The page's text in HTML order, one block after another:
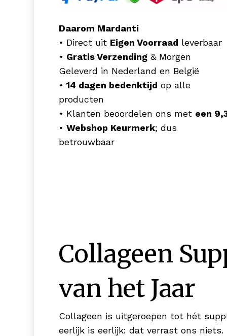
Daarom Mardanti
• Direct uit Eigen Voorraad leverbaar
• Gratis Verzending& Morgen
Geleverd in Nederland en België
• 14 dagen bedenktijd op alle
producten
• Klanten beoordelen ons met een
• Webshop Keurmerk; dus
betrouwbaar
Collageen
van het Jaar
Collageen is uitgeroepen tot hét
eerlijk is eerlijk: dat verrast ons niets.